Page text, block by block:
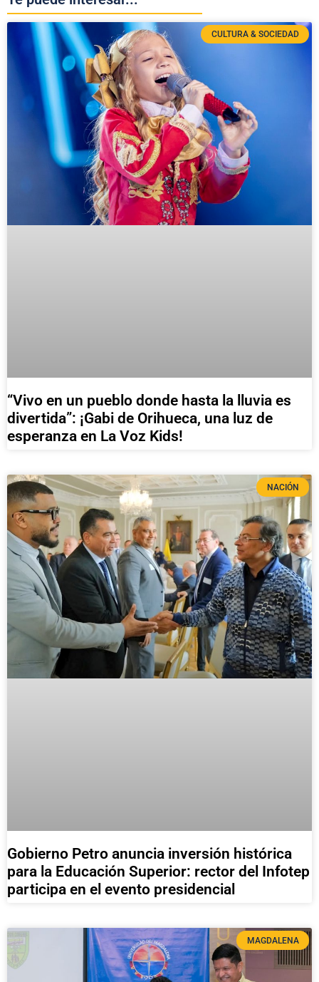
CULTURA & SOCIEDAD
“Vivo en un pueblo donde hasta la lluvia es
divertida”: ¡Gabi de Orihueca, una luz de
esperanza en La Voz Kids!
NACIÓN
Gobierno Petro anuncia inversión histórica
para la Educación Superior: rector del Infotep
participa en el evento presidencial
MAGDALENA